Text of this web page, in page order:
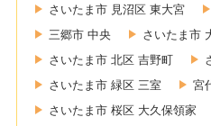
さいたま市 見沼区 東大宮
三郷市 中央
さいたま市
さいたま市 北区 吉野町
さいたま市 緑区 三室
宮
さいたま市 桜区 大久保領家